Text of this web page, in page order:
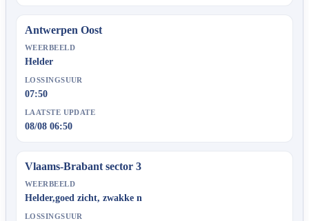
Antwerpen Oost
WEERBEELD
Helder
LOSSINGSUUR
07:50
LAATSTE UPDATE
08/08 06:50
Vlaams-Brabant sector 3
WEERBEELD
Helder,goed zicht, zwakke n
LOSSINGSUUR